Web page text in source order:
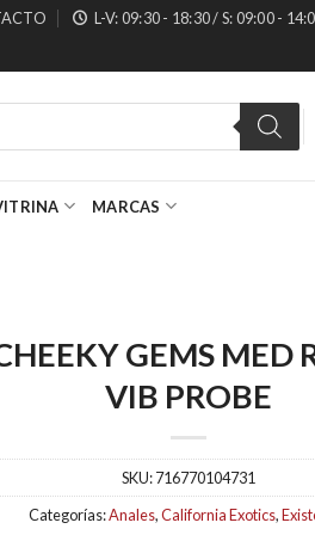
L-V: 09:30 - 18:30 / S: 09:00 -
MARCAS
GEMS MED
VIB PROBE
SKU:716770104731
Categorías:Anales,California Exotics,